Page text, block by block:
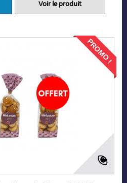
Voir le produit
PROMO !